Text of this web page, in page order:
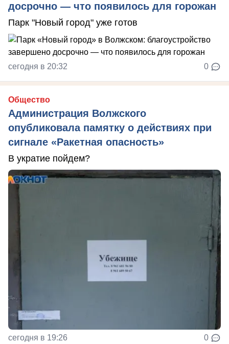
досрочно — что появилось для горожан
Парк "Новый город" уже готов
сегодня в 20:32 0
Общество
Администрация Волжского
опубликовала памятку о действиях при
сигнале «Ракетная опасность»
В укратие пойдем?
сегодня в 19:26 0